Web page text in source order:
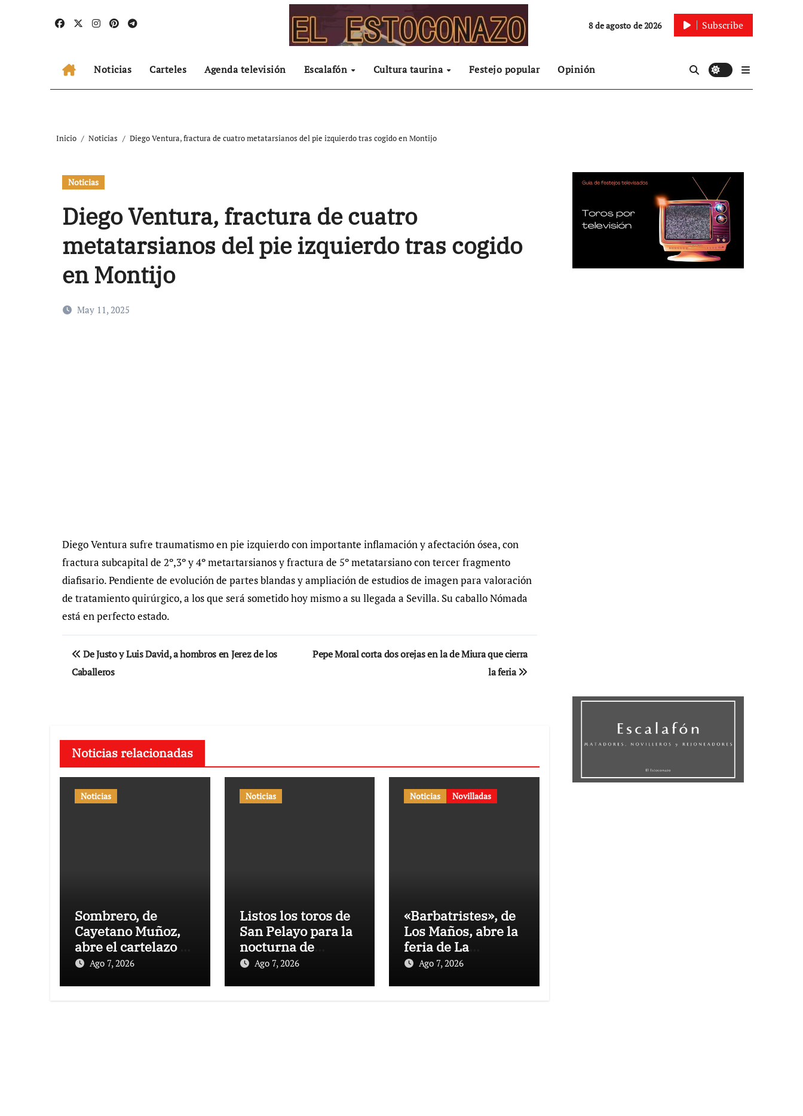
8 de agosto de 2026 Subscribe
Noticias Carteles Agenda televisión Escalafón Cultura taurina Festejo popular Opinión
Inicio Noticias Diego Ventura, fractura de cuatro metatarsianos del pie izquierdo tras cogido en Montijo
Noticias
Diego Ventura, fractura de cuatro
metatarsianos del pie izquierdo tras cogido
en Montijo
May 11, 2025
Diego Ventura sufre traumatismo en pie izquierdo con importante inflamación y afectación ósea, con
fractura subcapital de 2º,3º y 4º metartarsianos y fractura de 5º metatarsiano con tercer fragmento
diafisario. Pendiente de evolución de partes blandas y ampliación de estudios de imagen para valoración
de tratamiento quirúrgico, a los que será sometido hoy mismo a su llegada a Sevilla. Su caballo Nómada
está en perfecto estado.
Navegación
de
De Justo y Luis David, a hombros en Jerez de los
Caballeros
Pepe Moral corta dos orejas en la de Miura que cierra
la feria
Noticias relacionadas
Noticias
Sombrero, de
Cayetano Muñoz,
abre el cartelazo de
Marbella
Ago 7, 2026
Noticias
Listos los toros de
San Pelayo para la
nocturna de
rejones en El
Ago 7, 2026
Noticias Novilladas
«Barbatristes», de
Los Maños, abre la
feria de La
Albahaca de
Ago 7, 2026